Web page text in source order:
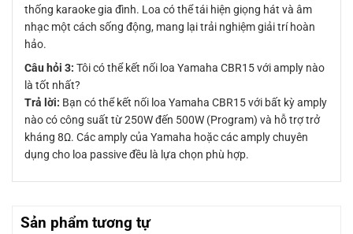
thống karaoke gia đình. Loa có thể tái hiện giọng hát và âm
nhạc một cách sống động, mang lại trải nghiệm giải trí hoàn
hảo.
Câu hỏi 3: Tôi có thể kết nối loa Yamaha CBR15 với amply nào
là tốt nhất?
Trả lời: Bạn có thể kết nối loa Yamaha CBR15 với bất kỳ amply
nào có công suất từ 250W đến 500W (Program) và hỗ trợ trở
kháng 8Ω. Các amply của Yamaha hoặc các amply chuyên
dụng cho loa passive đều là lựa chọn phù hợp.
Sản phẩm tương tự